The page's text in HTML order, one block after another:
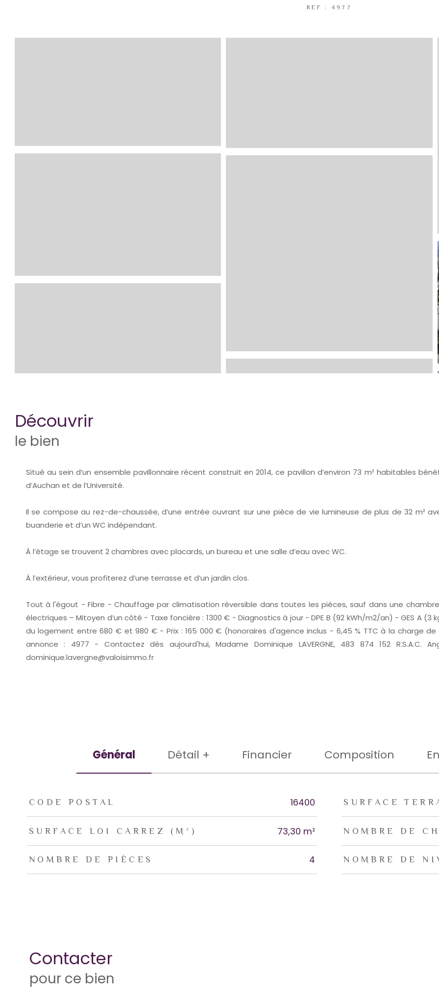
REF : 4977
découvrir
le bien
Situé au sein d’un ensemble pavillonnaire récent construit en 2014, ce pavillon d’environ 73 m² habitables
d’Auchan et de l’Université.
Il se compose au rez-de-chaussée, d’une entrée ouvrant sur une pièce de vie lumineuse de plus de 32 m²
buanderie et d’un WC indépendant.
À l’étage se trouvent 2 chambres avec placards, un bureau et une salle d’eau avec WC.
À l’extérieur, vous profiterez d’une terrasse et d’un jardin clos.
Tout à l'égout - Fibre - Chauffage par climatisation réversible dans toutes les pièces, sauf dans une
électriques – Mitoyen d’un côté - Taxe foncière : 1300 € - Diagnostics à jour - DPE B (92 kWh/m2/an) - GES A
du logement entre 680 € et 980 € - Prix : 165 000 € (honoraires d'agence inclus - 6,45 % TTC à la charge
annonce : 4977 - Contactez dès aujourd'hui, Madame Dominique LAVERGNE, 483 874 152
dominique.lavergne@valoisimmo.fr
Général Détail + Financier Composition
TRAD_ZEPHYR_Caracteristique
CODE POSTAL 16400 SURFACE
SURFACE LOI CARREZ (M²) 73,30 m² NOMBRE DE
NOMBRE DE PIÈCES 4 NOMBRE DE
Contacter
pour ce bien